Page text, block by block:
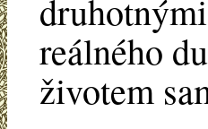
reálného
životem